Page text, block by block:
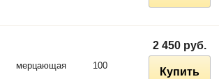
мерцающая 100
2 450 руб.
Купить